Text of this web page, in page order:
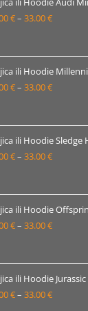
do
€– 33.00€Raspon
od
19.00 €
do
ili Hoodie
€– 33.00€Raspon
od
19.00 €
do
ili Hoodie Sledge
€– 33.00€Raspon
od
19.00 €
do
ili Hoodie
€– 33.00€Raspon
od
19.00 €
do
ili Hoodie
€– 33.00€Raspon